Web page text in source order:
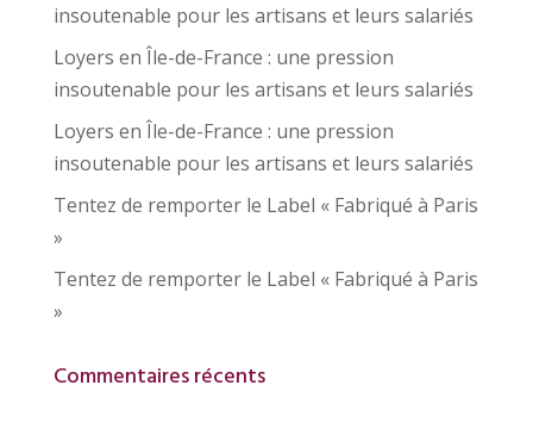
insoutenable pour les artisans et leurs salariés
Loyers en Île-de-France : une pression
insoutenable pour les artisans et leurs salariés
Loyers en Île-de-France : une pression
insoutenable pour les artisans et leurs salariés
Tentez de remporter le Label « Fabriqué à Paris
»
Tentez de remporter le Label « Fabriqué à Paris
»
Commentaires récents